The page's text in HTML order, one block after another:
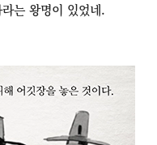
는 왕명이 있었네.